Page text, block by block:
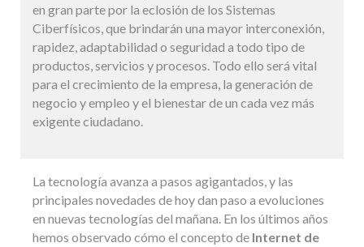
en gran parte por la eclosión de los Sistemas
Ciberfísicos, que brindarán una mayor interconexión,
rapidez, adaptabilidad o seguridad a todo tipo de
productos, servicios y procesos. Todo ello será vital
para el crecimiento de la empresa, la generación de
negocio y empleo y el bienestar de un cada vez más
exigente ciudadano.
La tecnología avanza a pasos agigantados, y las
principales novedades de hoy dan paso a evoluciones
en nuevas tecnologías del mañana. En los últimos años
hemos observado cómo el concepto de Internet de